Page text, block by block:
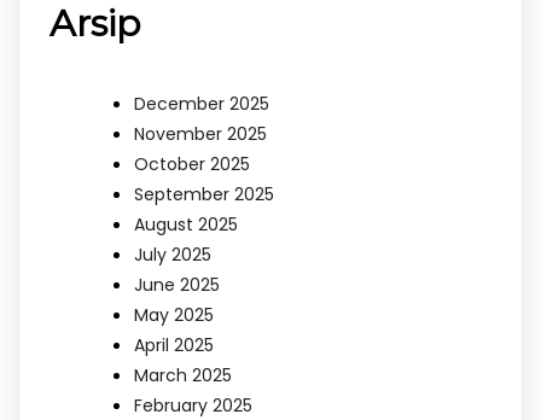
Arsip
December 2025
November 2025
October 2025
September 2025
August 2025
July 2025
June 2025
May 2025
April 2025
March 2025
February 2025